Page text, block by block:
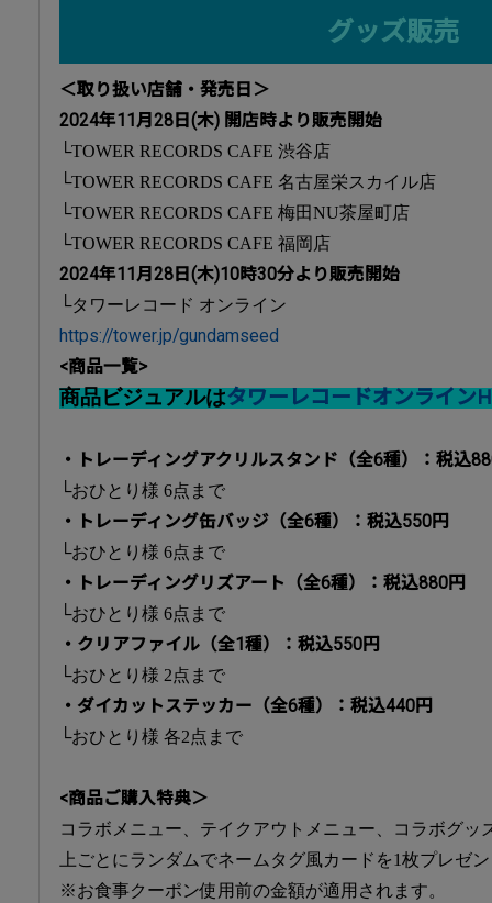
グッズ販売
＜取り扱い店舗・発売日＞
2024年11月28日(木) 開店時より販売開始
└TOWER RECORDS CAFE 渋谷店
└TOWER RECORDS CAFE 名古屋栄スカイル店
└TOWER RECORDS CAFE 梅田NU茶屋町店
└TOWER RECORDS CAFE 福岡店
2024年11月28日(木)10時30分より販売開始
└タワーレコード オンライン
https://tower.jp/gundamseed
<商品一覧>
商品ビジュアルはタワーレコードオンライン
・トレーディングアクリルスタンド（全6種）：税込
└おひとり様 6点まで
・トレーディング缶バッジ（全6種）：税込550円
└おひとり様 6点まで
・トレーディングリズアート（全6種）：税込880円
└おひとり様 6点まで
・クリアファイル（全1種）：税込550円
└おひとり様 2点まで
・ダイカットステッカー（全6種）：税込440円
└おひとり様 各2点まで
<商品ご購入特典＞
コラボメニュー、テイクアウトメニュー、コラボグッ
上ごとにランダムでネームタグ風カードを1枚プレゼ
※お食事クーポン使用前の金額が適用されます。